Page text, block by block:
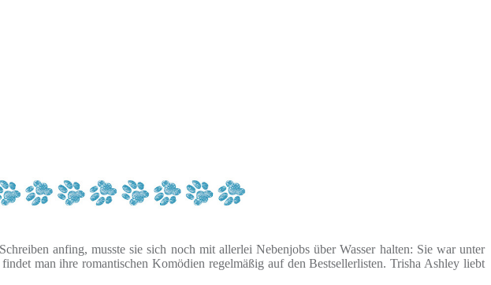
anfing, musste sie sich noch mit allerlei Nebenjobs über Wasser halten: Sie war unter
man ihre romantischen Komödien regelmäßig auf den Bestsellerlisten. Trisha Ashley liebt